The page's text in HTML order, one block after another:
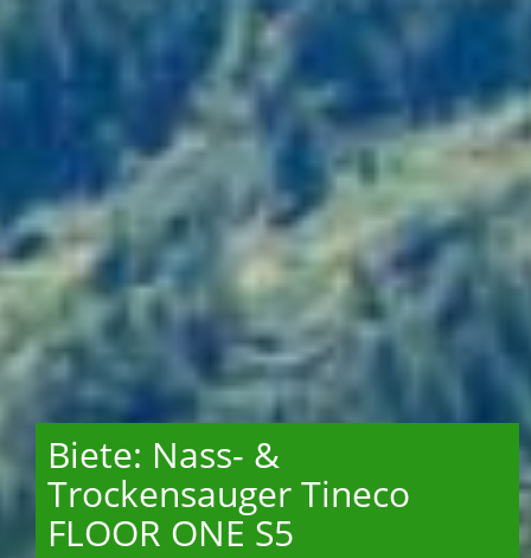
Biete: Nass- &
Trockensauger Tineco
FLOOR ONE S5